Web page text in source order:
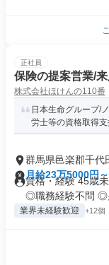
正社員
保険の提案営業/
株式会社ほけんの110番
日本生命グループ/
労士等の資格取得
群馬県邑楽郡千代
月給23万5000円
資格・経験 45歳
◎職務経験不問 ◎
業界未経験歓迎 +12個